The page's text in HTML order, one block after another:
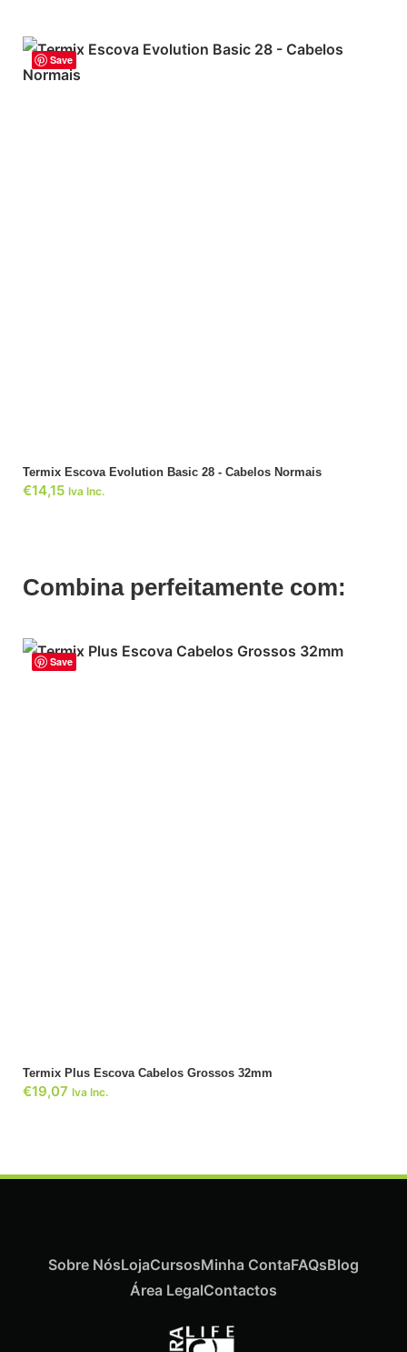
Save
Termix Escova Evolution Basic 28 - Cabelos Normais
€14,15 Iva Inc.
Combina perfeitamente com:
Save
Termix Plus Escova Cabelos Grossos 32mm
€19,07 Iva Inc.
Sobre NósLojaCursosMinha ContaFAQsBlog
Área LegalContactos